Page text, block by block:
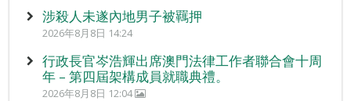
涉殺人未遂內地男子被羈押
2026年8月8日 14:24
行政長官岑浩輝出席澳門法律工作者聯合會十周
年 – 第四屆架構成員就職典禮。
2026年8月8日 12:04